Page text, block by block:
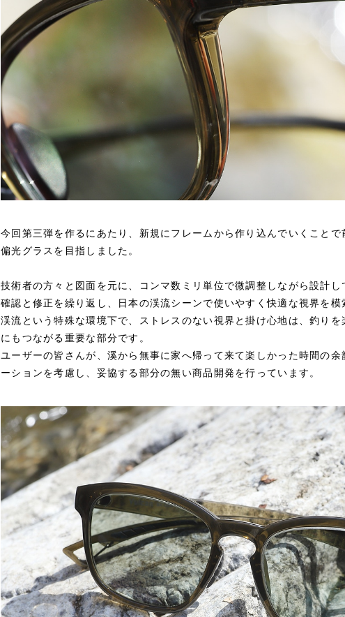
今回第三弾を作るにあたり、新規にフレームから作り込んでいくこと
偏光グラスを目指しました。
技術者の方々と図面を元に、コンマ数ミリ単位で微調整しながら設計
確認と修正を繰り返し、日本の渓流シーンで使いやすく快適な視界を模
渓流という特殊な環境下で、ストレスのない視界と掛け心地は、釣り
にもつながる重要な部分です。
ユーザーの皆さんが、溪から無事に家へ帰って来て楽しかった時間の
ーションを考慮し、妥協する部分の無い商品開発を行っています。